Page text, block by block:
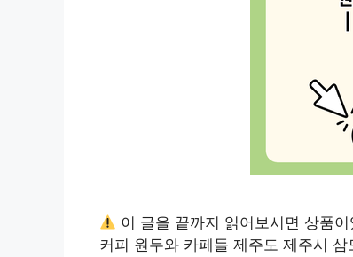
이 글을 끝까지 읽어보시면 상품
커피 원두와 카페들 제주도 제주시